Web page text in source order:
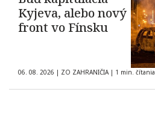
Kyjeva, alebo nový
front vo Fínsku
06. 08. 2026 | ZO ZAHRANIČIA | 1 min. čítania